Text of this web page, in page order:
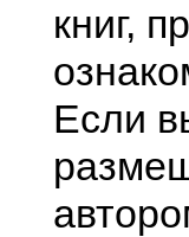
книг,
Если